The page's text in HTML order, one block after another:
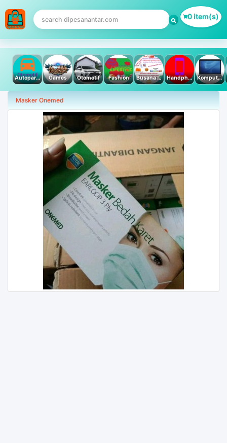
0 item(s)
Autoparts Games Otomotif Fashion Busana Muslim Handphone & Tablet Komputer PC & Laptop
Masker Onemed